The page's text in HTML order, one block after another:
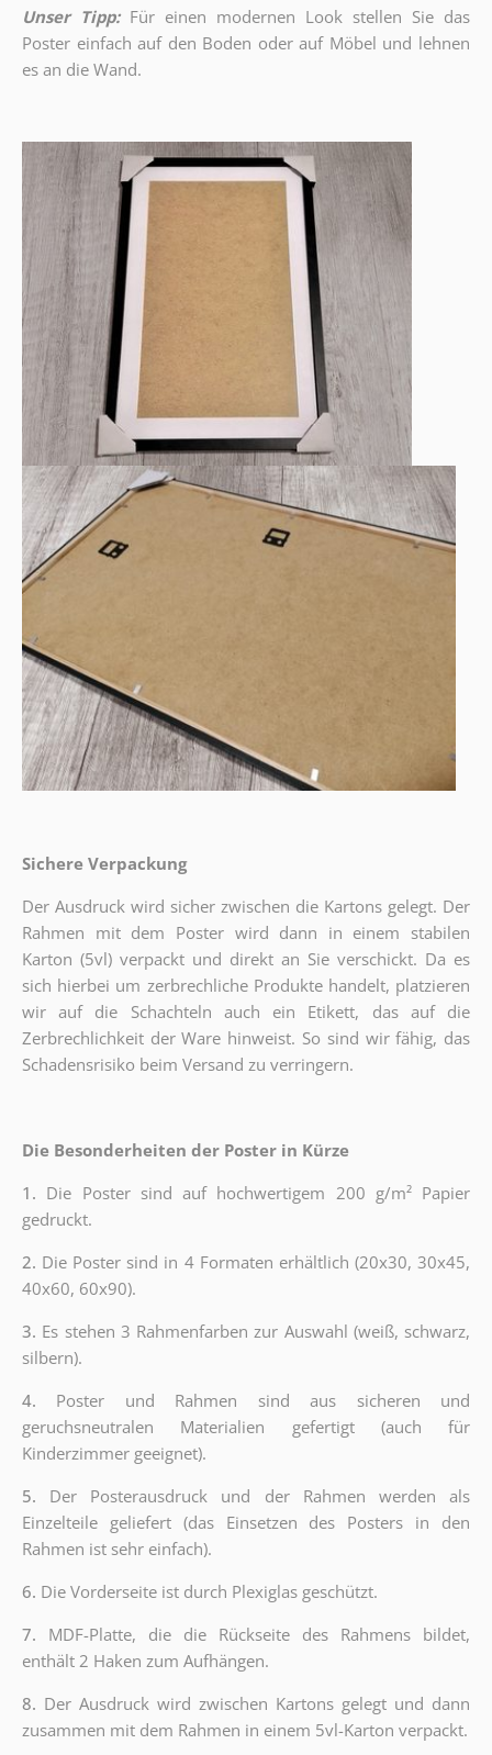
Unser Tipp: Für einen modernen Look stellen Sie das
Poster einfach auf den Boden oder auf Möbel und lehnen
es an die Wand.
Sichere Verpackung
Der Ausdruck wird sicher zwischen die Kartons gelegt. Der
Rahmen mit dem Poster wird dann in einem stabilen
Karton (5vl) verpackt und direkt an Sie verschickt. Da es
sich hierbei um zerbrechliche Produkte handelt, platzieren
wir auf die Schachteln auch ein Etikett, das auf die
Zerbrechlichkeit der Ware hinweist. So sind wir fähig, das
Schadensrisiko beim Versand zu verringern.
Die Besonderheiten der Poster in Kürze
1. Die Poster sind auf hochwertigem 200 g/m² Papier
gedruckt.
2. Die Poster sind in 4 Formaten erhältlich (20x30, 30x45,
40x60, 60x90).
3. Es stehen 3 Rahmenfarben zur Auswahl (weiß, schwarz,
silbern).
4. Poster und Rahmen sind aus sicheren und
geruchsneutralen Materialien gefertigt (auch für
Kinderzimmer geeignet).
5. Der Posterausdruck und der Rahmen werden als
Einzelteile geliefert (das Einsetzen des Posters in den
Rahmen ist sehr einfach).
6. Die Vorderseite ist durch Plexiglas geschützt.
7. MDF-Platte, die die Rückseite des Rahmens bildet,
enthält 2 Haken zum Aufhängen.
8. Der Ausdruck wird zwischen Kartons gelegt und dann
zusammen mit dem Rahmen in einem 5vl-Karton verpackt.